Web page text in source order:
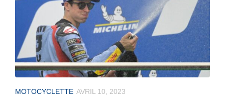
MOTOCYCLETTE AVRIL 10, 2023